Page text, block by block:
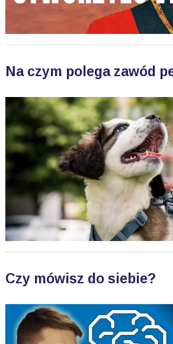
Na czym polega zawód
Czy mówisz do siebie?